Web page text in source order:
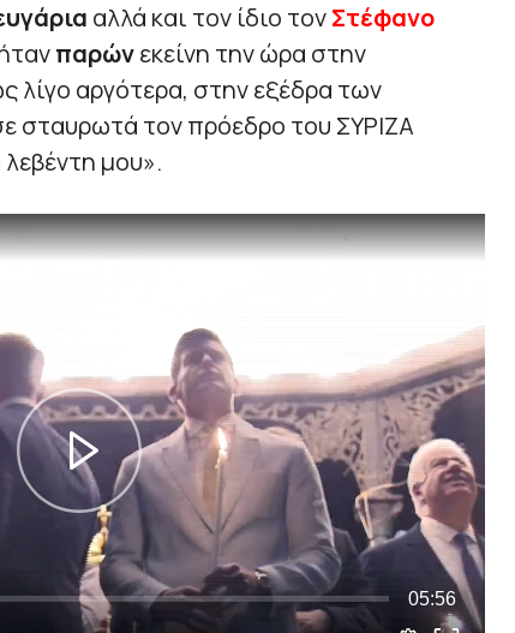
αλλά και τον ίδιο τονΣτέφανο
παρώνεκείνη την ώρα στην
λίγο αργότερα, στην εξέδρα των
σταυρωτά τον πρόεδρο του ΣΥΡΙΖΑ
μου».